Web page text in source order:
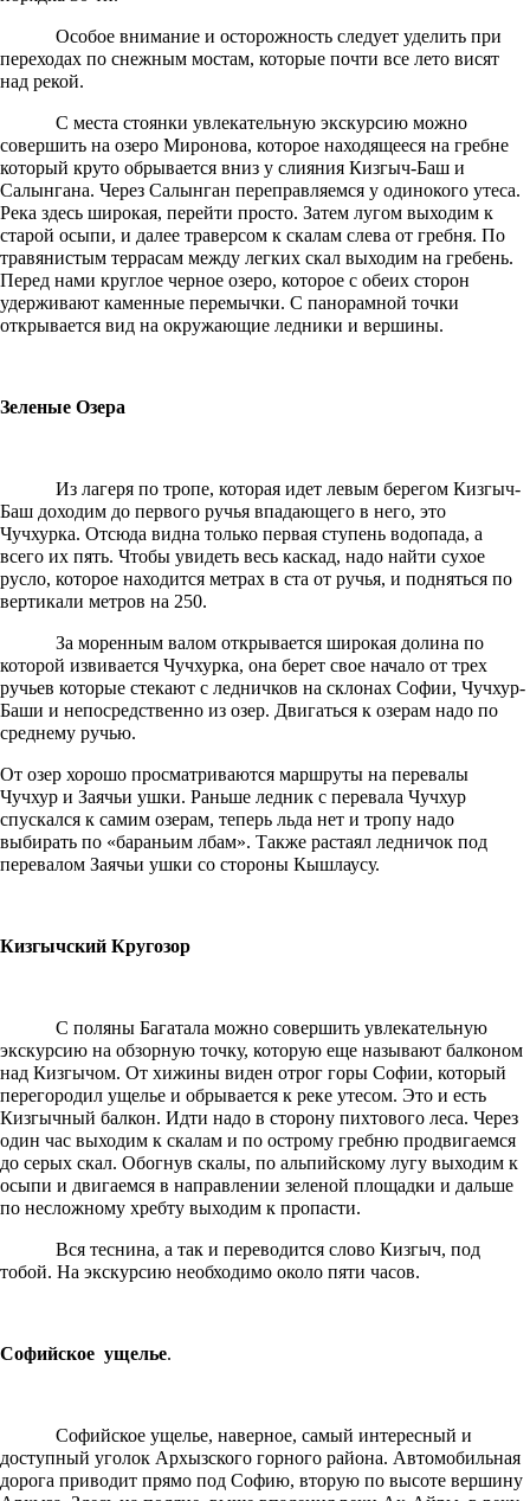
Особое внимание и осторожность следует уделить при
переходах по снежным мостам, которые почти все лето висят
над рекой.
С места стоянки увлекательную экскурсию можно
совершить на озеро Миронова, которое находящееся на гребне
который круто обрывается вниз у слияния Кизгыч-Баш и
Салынгана. Через Салынган переправляемся у одинокого утеса.
Река здесь широкая, перейти просто. Затем лугом выходим к
старой осыпи, и далее траверсом к скалам слева от гребня. По
травянистым террасам между легких скал выходим на гребень.
Перед нами круглое черное озеро, которое с обеих сторон
удерживают каменные перемычки. С панорамной точки
открывается вид на окружающие ледники и вершины.
Зеленые Озера
Из лагеря по тропе, которая идет левым берегом Кизгыч-
Баш доходим до первого ручья впадающего в него, это
Чучхурка. Отсюда видна только первая ступень водопада, а
всего их пять. Чтобы увидеть весь каскад, надо найти сухое
русло, которое находится метрах в ста от ручья, и подняться по
вертикали метров на 250.
За моренным валом открывается широкая долина по
которой извивается Чучхурка, она берет свое начало от трех
ручьев которые стекают с ледничков на склонах Софии, Чучхур-
Баши и непосредственно из озер. Двигаться к озерам надо по
среднему ручью.
От озер хорошо просматриваются маршруты на перевалы
Чучхур и Заячьи ушки. Раньше ледник с перевала Чучхур
спускался к самим озерам, теперь льда нет и тропу надо
выбирать по «бараньим лбам». Также растаял ледничок под
перевалом Заячьи ушки со стороны Кышлаусу.
Кизгычский Кругозор
С поляны Багатала можно совершить увлекательную
экскурсию на обзорную точку, которую еще называют балконом
над Кизгычом. От хижины виден отрог горы Софии, который
перегородил ущелье и обрывается к реке утесом. Это и есть
Кизгычный балкон. Идти надо в сторону пихтового леса. Через
один час выходим к скалам и по острому гребню продвигаемся
до серых скал. Обогнув скалы, по альпийскому лугу выходим к
осыпи и двигаемся в направлении зеленой площадки и дальше
по несложному хребту выходим к пропасти.
Вся теснина, а так и переводится слово Кизгыч, под
тобой. На экскурсию необходимо около пяти часов.
Софийское ущелье.
Софийское ущелье, наверное, самый интересный и
доступный уголок Архызского горного района. Автомобильная
дорога приводит прямо под Софию, вторую по высоте вершину